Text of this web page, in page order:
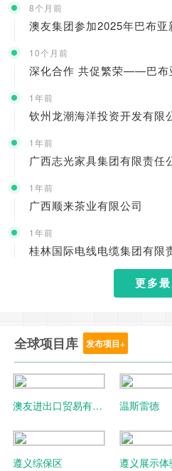
8个月前
澳友集团参加2025年巴布
10个月前
1年前
钦州龙潮海洋投资开发有限
1年前
广西志光家具集团有限责任
1年前
广西顺来茶业有限公司
1年前
桂林国际电线电缆集团有限
更多
全球项目库 发布项目+
​澳友进出口贸易有限
温斯雷德
遵义综保区 遵义展示